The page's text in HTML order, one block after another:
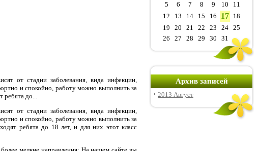
от стадии заболевания, вида инфекции,
и спокойно, работу можно выполнить за
до...
от стадии заболевания, вида инфекции,
и спокойно, работу можно выполнить за
ребята до 18 лет, и для них этот класс
5
6 7 8 9 10
11
12
13 14 15 16 17 18
19
20 21 22 23 24 25
26
27 28 29 30 31
Архив записей
2013 Август